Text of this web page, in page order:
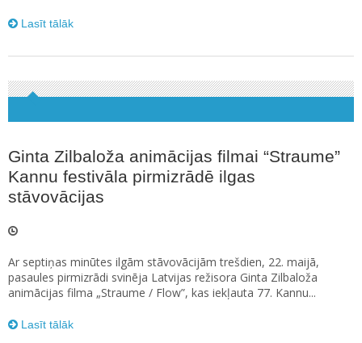
Lasīt tālāk
Ginta Zilbaloža animācijas filmai “Straume”
Kannu festivāla pirmizrādē ilgas
stāvovācijas
Ar septiņas minūtes ilgām stāvovācijām trešdien, 22. maijā,
pasaules pirmizrādi svinēja Latvijas režisora Ginta Zilbaloža
animācijas filma „Straume / Flow”, kas iekļauta 77. Kannu...
Lasīt tālāk